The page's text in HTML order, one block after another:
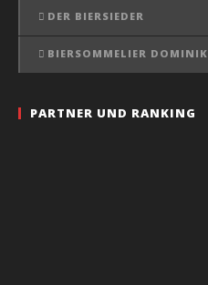
DER BIERSIEDER
BIERSOMMELIER DOMINIK
PARTNER UND RANKING